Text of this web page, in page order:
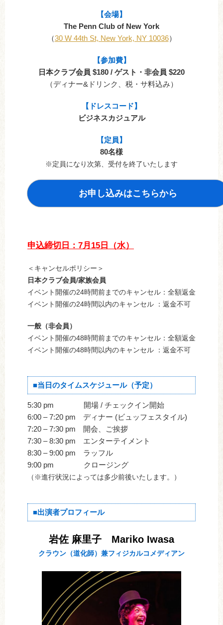
【会場】
The Penn Club of New York
（30 W 44th St, New York, NY 10036）
【参加費】
日本クラブ会員 $180 / ゲスト・非会員 $220
（ディナー&ドリンク、税・サ料込み）
【ドレスコード】
ビジネスカジュアル
【定員】
80名様
※定員になり次第、受付を終了いたします
お申し込みはこちらから
申込締切日：7月15日（水）
＜キャンセルポリシー＞
日本クラブ会員/家族会員
イベント開催の24時間前までのキャンセル：全額返金
イベント開催の24時間以内のキャンセル ：返金不可
一般（非会員）
イベント開催の48時間前までのキャンセル：全額返金
イベント開催の48時間以内のキャンセル ：返金不可
■当日のタイムスケジュール（予定）
5:30 pm 開場 / チェックイン開始
6:00 – 7:20 pm ディナー (ビュッフェスタイル)
7:20 – 7:30 pm 開会、ご挨拶
7:30 – 8:30 pm エンターテイメント
8:30 – 9:00 pm ラッフル
9:00 pm クロージング
（※進行状況によっては多少前後いたします。）
■出演者プロフィール
岩佐 麻里子 Mariko Iwasa
クラウン（道化師）兼フィジカルコメディアン